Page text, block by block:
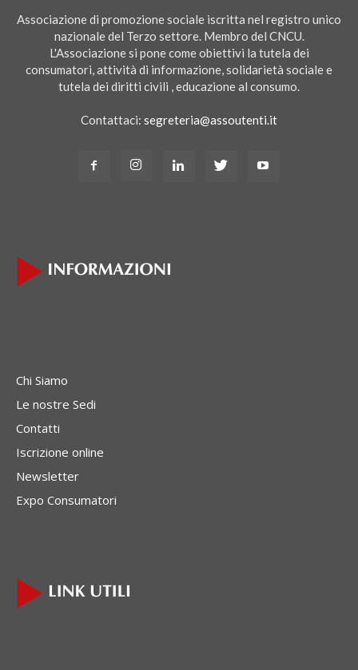
Associazione di promozione sociale iscritta nel registro unico
nazionale del Terzo settore. Membro del CNCU.
L'Associazione si pone come obiettivi la tutela dei
consumatori, attività di informazione, solidarietà sociale e
tutela dei diritti civili , educazione al consumo.
Contattaci: segreteria@assoutenti.it
Chi Siamo
Le nostre Sedi
Contatti
Iscrizione online
Newsletter
Expo Consumatori